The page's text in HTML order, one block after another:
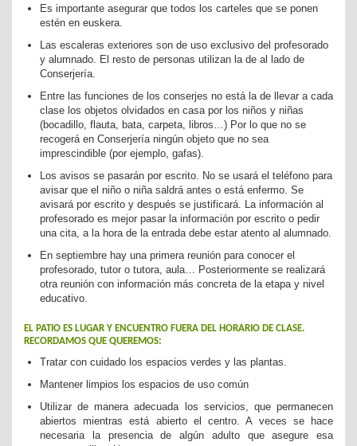
Es importante asegurar que todos los carteles que se ponen
estén en euskera.
Las escaleras exteriores son de uso exclusivo del profesorado
y alumnado. El resto de personas utilizan la de al lado de
Conserjería.
Entre las funciones de los conserjes no está la de llevar a cada
clase los objetos olvidados en casa por los niños y niñas
(bocadillo, flauta, bata, carpeta, libros…) Por lo que no se
recogerá en Conserjería ningún objeto que no sea
imprescindible (por ejemplo, gafas).
Los avisos se pasarán por escrito. No se usará el teléfono para
avisar que el niño o niña saldrá antes o está enfermo. Se
avisará por escrito y después se justificará. La información al
profesorado es mejor pasar la información por escrito o pedir
una cita, a la hora de la entrada debe estar atento al alumnado.
En septiembre hay una primera reunión para conocer el
profesorado, tutor o tutora, aula… Posteriormente se realizará
otra reunión con información más concreta de la etapa y nivel
educativo.
EL PATIO ES LUGAR Y ENCUENTRO FUERA DEL HORARIO DE CLASE.
RECORDAMOS QUE QUEREMOS:
Tratar con cuidado los espacios verdes y las plantas.
Mantener limpios los espacios de uso común
Utilizar de manera adecuada los servicios, que permanecen
abiertos mientras está abierto el centro. A veces se hace
necesaria la presencia de algún adulto que asegure esa